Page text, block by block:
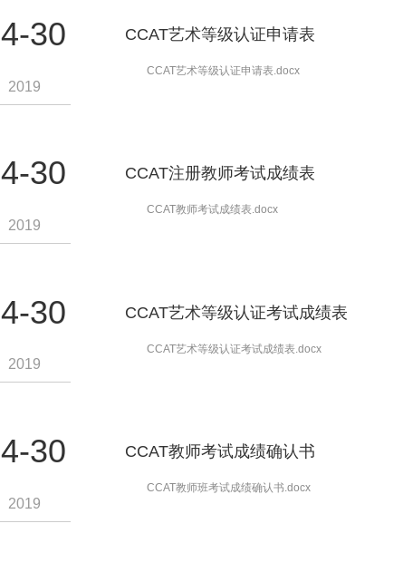
30
2019
CCAT艺术等级认证申请表
CCAT艺术等级认证申请表.docx
30
2019
CCAT注册教师考试成绩表
CCAT教师考试成绩表.docx
30
2019
CCAT艺术等级认证考试成绩表
CCAT艺术等级认证考试成绩表.docx
30
2019
CCAT教师考试成绩确认书
CCAT教师班考试成绩确认书.docx